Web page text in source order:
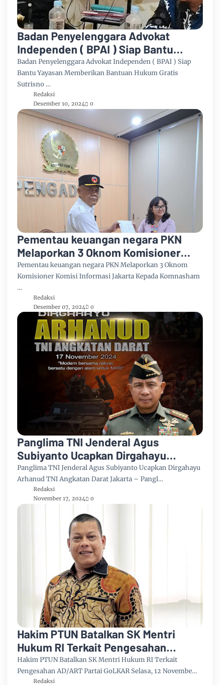
Badan Penyelenggara Advokat
Independen ( BPAI ) Siap Bantu
Yayasan Memberikan Bantuan
Hukum Gratis
Badan Penyelenggara Advokat Independen ( BPAI ) Siap
Bantu Yayasan Memberikan Bantuan Hukum Gratis
Sutrisno …
Redaksi
Desember 10, 2024
0
Pementau keuangan negara PKN
Melaporkan 3 Oknom Komisioner
Komisi Informasi Jakarta Kepada
Komnasham
Pementau keuangan negara PKN Melaporkan 3 Oknom
Komisioner Komisi Informasi Jakarta Kepada Komnasham
…
Redaksi
Desember 07, 2024
0
Panglima TNI Jenderal Agus
Subiyanto Ucapkan Dirgahayu
Arhanud TNI Angkatan Darat
Panglima TNI Jenderal Agus Subiyanto Ucapkan Dirgahayu
Arhanud TNI Angkatan Darat Jakarta – Pangl…
Redaksi
November 17, 2024
0
Hakim PTUN Batalkan SK Mentri
Hukum RI Terkait Pengesahan
AD/ART Partai GoLKAR
Hakim PTUN Batalkan SK Mentri Hukum RI Terkait
Pengesahan AD/ART Partai GoLKAR Selasa, 12 Novembe…
Redaksi